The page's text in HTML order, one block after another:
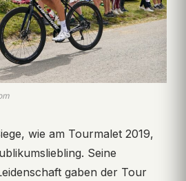
wie am Tourmalet 2019,
Seine
gaben der Tour